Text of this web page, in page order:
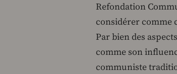
Refondation
considérer comme
Par bien des
comme son
communiste